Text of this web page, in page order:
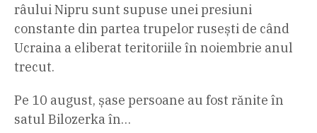
râului Nipru sunt supuse unei presiuni
constante din partea trupelor rusești de când
Ucraina a eliberat teritoriile în noiembrie anul
trecut.
Pe 10 august, șase persoane au fost rănite în
satul Bilozerka în…